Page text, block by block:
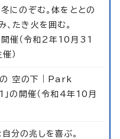
冬にのぞむ。体をととの
、たき火を囲む。
催（令和2年10月31
）
の 空の下｜Park
開催（令和4年10月
分の兆しを喜ぶ。